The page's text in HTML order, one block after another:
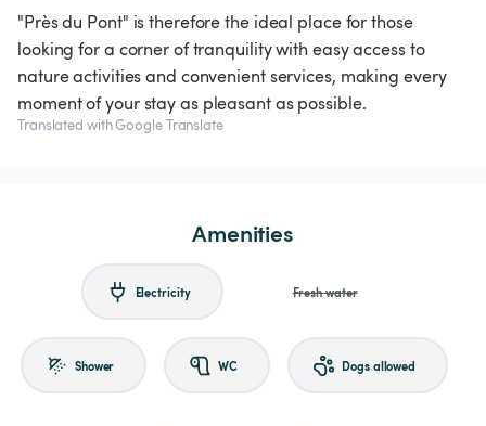
"Près du Pont" is therefore the ideal place for those
looking for a corner of tranquility with easy access to
nature activities and convenient services, making every
moment of your stay as pleasant as possible.
Translated with Google Translate
Amenities
Electricity Fresh water
Shower WC Dogs allowed